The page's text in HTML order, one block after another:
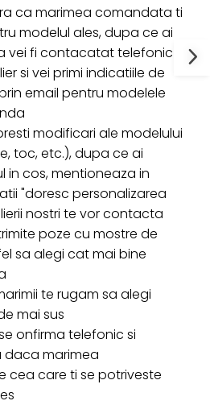
ca marimea comandata ti
modelul ales, dupa ce ai
vei fi contacatat telefonic
si vei primi indicatiile de
email pentru modelele
modificari ale modelului
toc, etc.), dupa ce ai
cos, mentioneaza in
"doresc personalizarea
nostri te vor contacta
poze cu mostre de
sa alegi cat mai bine
te rugam sa alegi
mai sus
onfirma telefonic si
daca marimea
cea care ti se potriveste